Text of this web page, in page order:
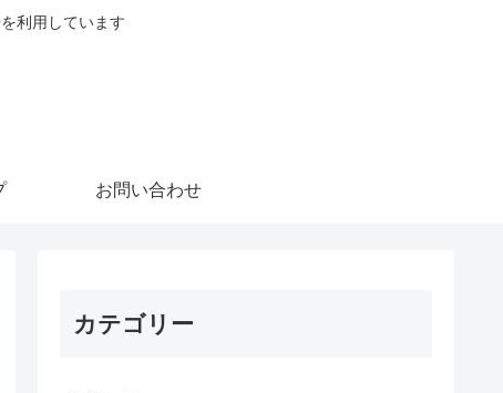
利用しています
お問い合わせ
カテゴリー